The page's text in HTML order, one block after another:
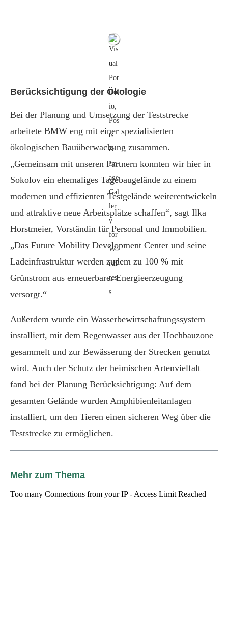
Berücksichtigung der Ökologie
Bei der Planung und Umsetzung der Teststrecke
arbeitete BMW eng mit einer spezialisierten
ökologischen Bauüberwachung zusammen.
„Gemeinsam mit unseren Partnern konnten wir hier in
Sokolov ein ehemaliges Tagebaugelände zu einem
modernen und effizienten Testgelände weiterentwickeln
und attraktive neue Arbeitsplätze schaffen“, sagt Ilka
Horstmeier, Vorständin für Personal und Immobilien.
„Das Future Mobility Development Center und seine
Ladeinfrastruktur werden zudem zu 100 % mit
Grünstrom aus erneuerbarer Energieerzeugung
versorgt.“
Außerdem wurde ein Wasserbewirtschaftungssystem
installiert, mit dem Regenwasser aus der Hochbauzone
gesammelt und zur Bewässerung der Strecken genutzt
wird. Auch der Schutz der heimischen Artenvielfalt
fand bei der Planung Berücksichtigung: Auf dem
gesamten Gelände wurden Amphibienleitanlagen
installiert, um den Tieren einen sicheren Weg über die
Teststrecke zu ermöglichen.
Mehr zum Thema